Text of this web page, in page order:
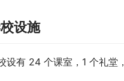
设施
设有 24 个课室，1 个礼堂